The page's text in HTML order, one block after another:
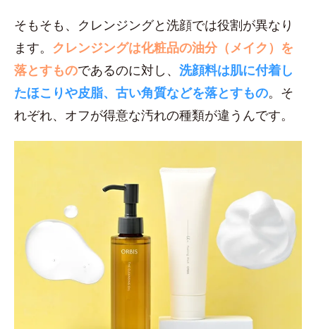
そもそも、クレンジングと洗顔では役割が異なり
ます。 クレンジングは化粧品の油分（メイク）を
落とすものであるのに対し、 洗顔料は肌に付着し
たほこりや皮脂、古い角質などを落とすもの。そ
れぞれ、オフが得意な汚れの種類が違うんです。